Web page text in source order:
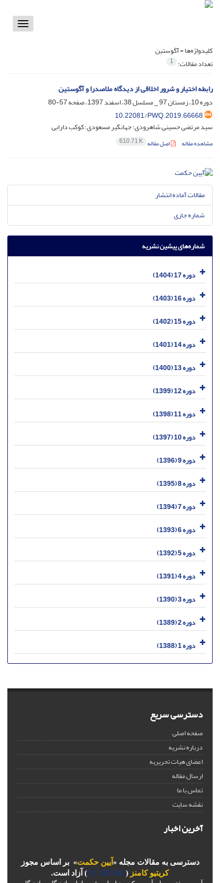
Toggle
کلیدواژه‌ها =آگوستین
تعداد مقالات: 1
رابطه اختیار و شرور اخلاقی از دیدگاه ملاصدرا و آگوستین
دوره 10، زمستان 97 _ مسلسل 38، اسفند 1397، صفحه
57-80
10.22081/PWQ.2019.66668
سید مرتضی حسینی شاهرودی؛ جهانگیر مسعودی؛ کوکب دارابی
مشاهده مقاله اصل مقاله 610.71 K
مقالات آماده انتشار
شماره جاری
شماره‌های پیشین نشریه
دوره 17 (1404)
دوره 16 (1403)
دوره 15 (1402)
دوره 14 (1401)
دوره 13 (1400)
دوره 12 (1399)
دوره 11 (1398)
دوره 10 (1397)
دوره 9 (1396)
دوره 8 (1395)
دوره 7 (1394)
دوره 6 (1393)
دوره 5 (1392)
دوره 4 (1391)
دوره 3 (1390)
دوره 2 (1389)
دوره 1 (1388)
دسترسی سریع
صفحه اصلی
درباره نشریه
اعضای هیات تحریریه
ارسال مقاله
تماس با ما
نقشه سایت
آخرین اخبار
دسترسی به مقالات مجله « آیین حکمت» بر اساس مجوز
کریتیو کامنز (
CC BY-NC) آزاد است.